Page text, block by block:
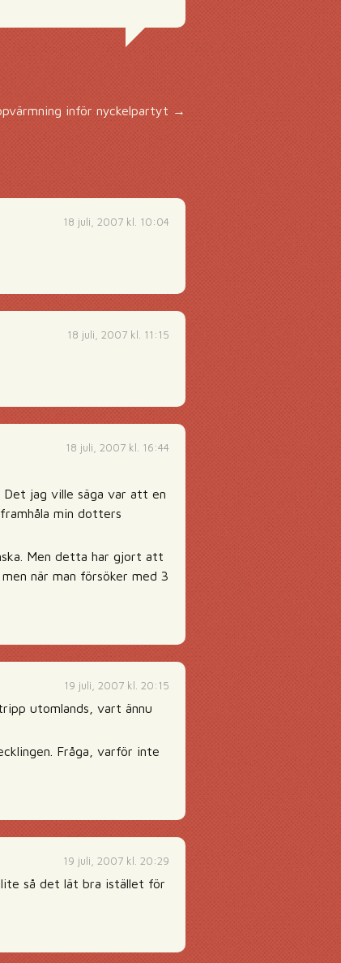
inför nyckelpartyt →
18 juli, 2007 kl. 10:04
18 juli, 2007 kl. 11:15
18 juli, 2007 kl. 16:44
Det jag ville säga var att en
min dotters
Men detta har gjort att
när man försöker med 3
19 juli, 2007 kl. 20:15
utomlands, vart ännu
Fråga, varför inte
19 juli, 2007 kl. 20:29
lite så det lät bra istället för